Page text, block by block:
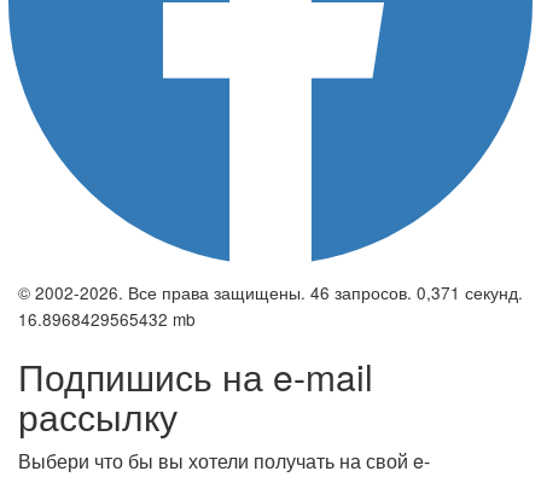
© 2002-2026. Все права защищены. 46 запросов. 0,371 секунд.
16.8968429565432 mb
Подпишись на e-mail
рассылку
Выбери что бы вы хотели получать на свой e-